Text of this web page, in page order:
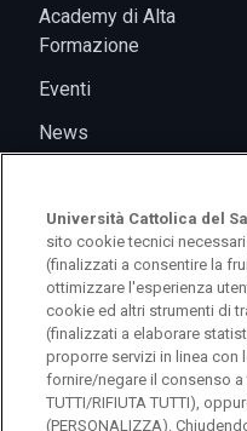
Academy di Alta
Formazione
Eventi
News
Università Cattolica del
sito cookie tecnici
(finalizzati a consentire la
ottimizzare l'esperienza
cookie ed altri strumenti di
(finalizzati a elaborare
proporre servizi in linea con
fornire/negare il consenso a
TUTTI/RIFIUTA TUTTI),
(PERSONALIZZA).